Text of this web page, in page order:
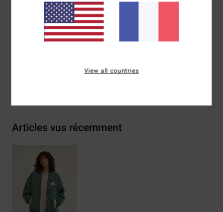
Marquage :écusson tissé ADIV ou broderie poitrine
Composition[Matière principale] 100% polyester recyclé
Articles vus récemment
View all countries